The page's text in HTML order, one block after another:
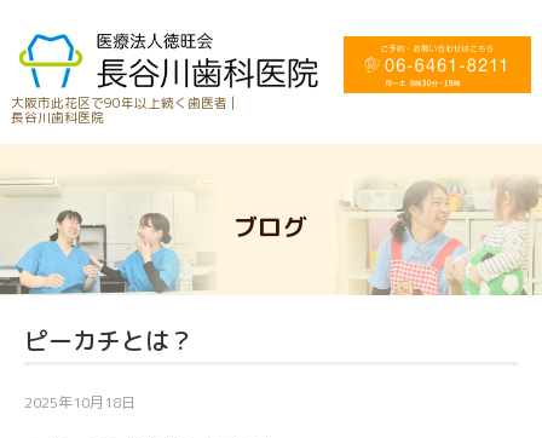
大阪市此花区で90年以上続く歯医者 |
長谷川歯科医院
ブログ
ピーカチとは？
2025年10月18日